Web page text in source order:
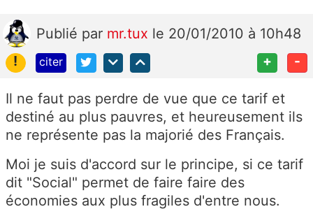
Publié par mr.tux le 20/01/2010 à 10h48
!
citer + -
Il ne faut pas perdre de vue que ce tarif et
destiné au plus pauvres, et heureusement ils
ne représente pas la majorié des Français.
Moi je suis d'accord sur le principe, si ce tarif
dit "Social" permet de faire faire des
économies aux plus fragiles d'entre nous.